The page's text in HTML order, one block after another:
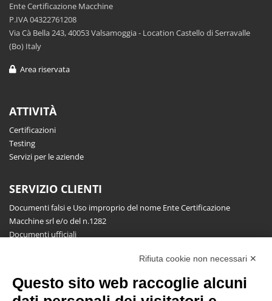
Ente Certificazione Macchine
P.IVA 04322761208
Via Cà Bella 243, 40053 Valsamoggia - Location Castello di Serravalle
(Bo) Italy
Area riservata
ATTIVITÀ
Certificazioni
Testing
Servizi per le aziende
SERVIZIO CLIENTI
Documenti falsi e Uso improprio del nome Ente Certificazione
Macchine srl e/o del n.1282
Documenti ufficiali
NEWSLETTER
Rifiuta cookie non necessari ✕
Questo sito web raccoglie alcuni